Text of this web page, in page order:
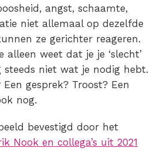
angst, schaamte,
niet allemaal op dezelfde
ze gerichter reageren.
alleen weet dat je je ‘slecht’
steeds niet wat je nodig hebt.
gesprek? Troost? Een
nog.
bevestigd door het
Nook en collega’s uit 2021